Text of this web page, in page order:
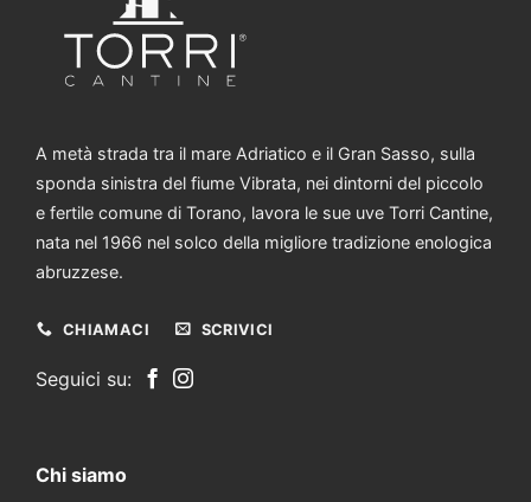
A metà strada tra il mare Adriatico e il Gran Sasso, sulla
sponda sinistra del fiume Vibrata, nei dintorni del piccolo
e fertile comune di Torano, lavora le sue uve Torri Cantine,
nata nel 1966 nel solco della migliore tradizione enologica
abruzzese.
CHIAMACI SCRIVICI
Seguici su:
Chi siamo